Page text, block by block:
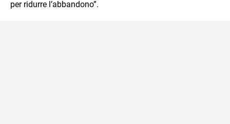
per ridurre l’abbandono”.